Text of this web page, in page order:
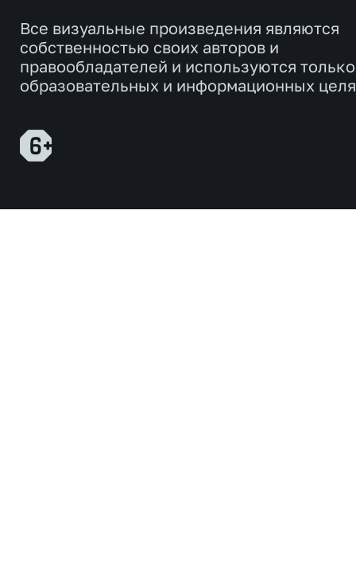
Все визуальные произведения являются
собственностью своих авторов и
правообладателей и используются
образовательных и информационных